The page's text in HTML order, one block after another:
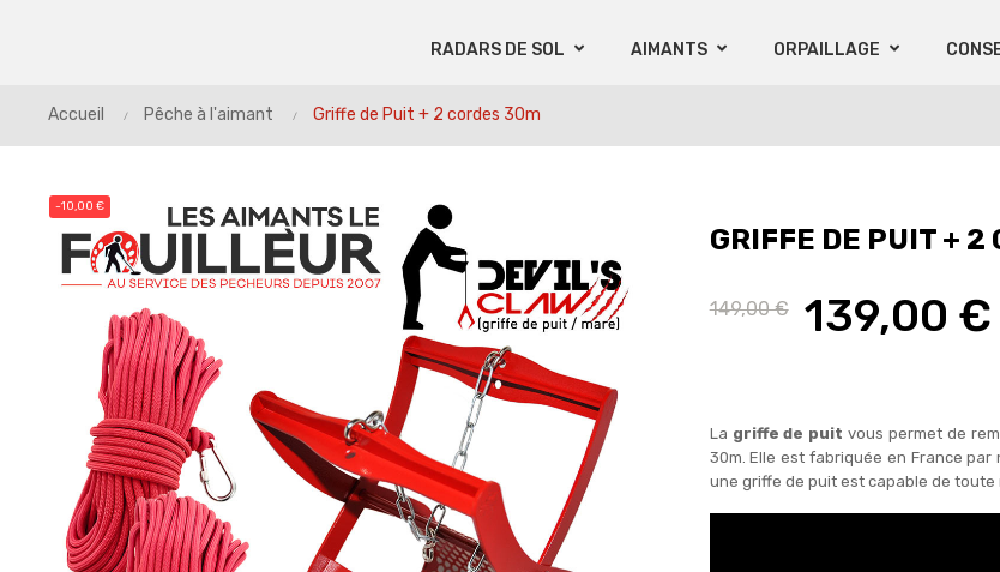
RADARS DE SOL AIMANTS ORPAILLAGE
Accueil Pêche à l'aimant Griffe de Puit + 2 cordes 30m
-10,00 €
GRIFFE DE PUIT + 2
149,00 € 139,00 €
La griffe de puit vous permet de
30m. Elle est fabriquée en France par
une griffe de puit est capable de toute